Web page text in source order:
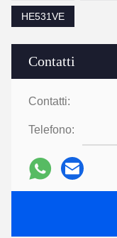
Contatti
Contatti:
Telefono:
HE531VE